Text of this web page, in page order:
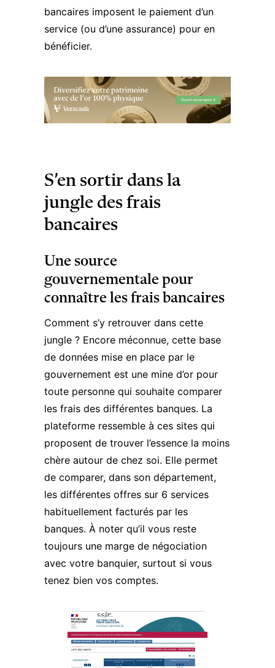
bancaires imposent le paiement d’un
service (ou d’une assurance) pour en
bénéficier.
S’en sortir dans la
jungle des frais
bancaires
Une source
gouvernementale pour
connaître les frais bancaires
Comment s’y retrouver dans cette
jungle ? Encore méconnue, cette base
de données mise en place par le
gouvernement est une mine d’or pour
toute personne qui souhaite comparer
les frais des différentes banques. La
plateforme ressemble à ces sites qui
proposent de trouver l’essence la moins
chère autour de chez soi. Elle permet
de comparer, dans son département,
les différentes offres sur 6 services
habituellement facturés par les
banques. À noter qu’il vous reste
toujours une marge de négociation
avec votre banquier, surtout si vous
tenez bien vos comptes.